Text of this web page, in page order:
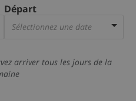
Départ
Sélectionnez une date
arriver tous les jours de la